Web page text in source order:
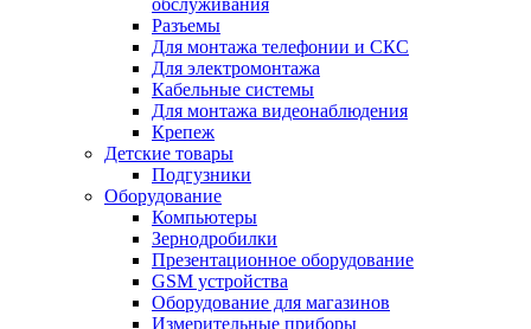
обслуживания
Разъемы
Для монтажа телефонии и СКС
Для электромонтажа
Кабельные системы
Для монтажа видеонаблюдения
Крепеж
Детские товары
Подгузники
Оборудование
Компьютеры
Зернодробилки
Презентационное оборудование
GSM устройства
Оборудование для магазинов
Измерительные приборы